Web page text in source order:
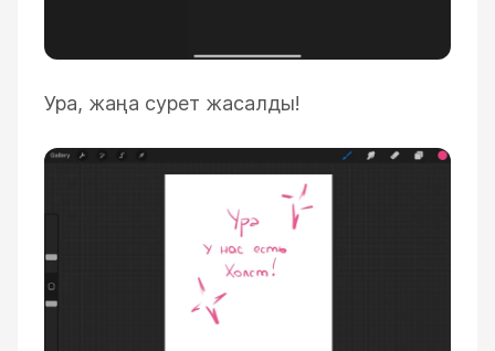
Ура, жаңа сурет жасалды!